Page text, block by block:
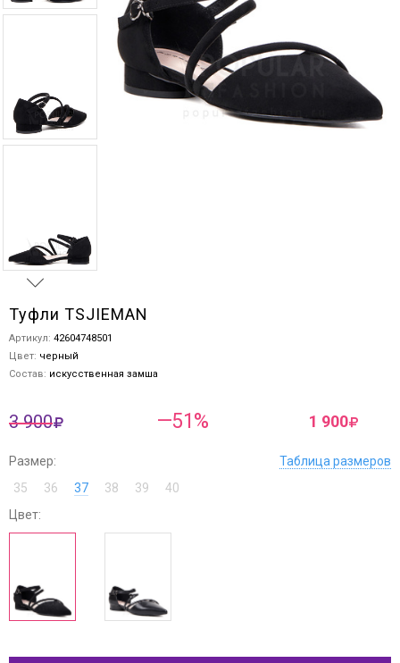
Туфли TSJIEMAN
Артикул: 42604748501
Цвет: черный
Состав: искусственная замша
3 900 —51% 1 900
Размер:
Таблица размеров
35
36 37 38 39
40
Цвет: